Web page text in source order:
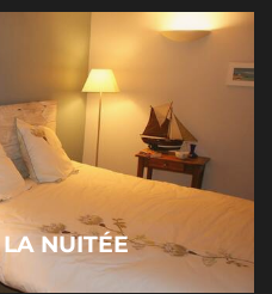
NUITÉE